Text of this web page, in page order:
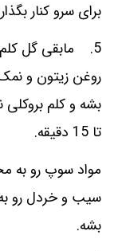
برای سرو کنار
5. مابقی گل
تا 15 دقیقه.
مواد سوپ رو به
سیب و خردل رو
بشه.